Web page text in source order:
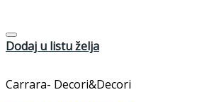
Dodaj u listu želja
Carrara- Decori&Decori